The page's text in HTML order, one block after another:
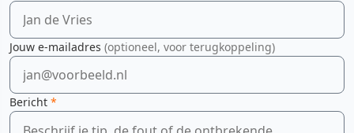
Jouw e-mailadres (optioneel, voor terugkoppeling)
Bericht *